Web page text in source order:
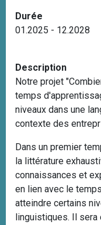
Durée
01.2025 - 12.2028
Description
Notre projet
temps
niveaux dans une
contexte des
Dans un premier
la littérature
connaissances et
en lien avec le
atteindre certains
linguistiques. Il